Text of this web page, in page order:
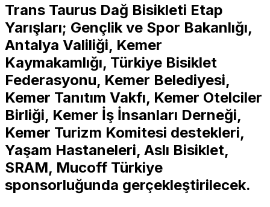
Trans Taurus Dağ Bisikleti Etap
Yarışları; Gençlik ve Spor Bakanlığı,
Antalya Valiliği, Kemer
Kaymakamlığı, Türkiye Bisiklet
Federasyonu, Kemer Belediyesi,
Kemer Tanıtım Vakfı, Kemer Otelciler
Birliği, Kemer İş İnsanları Derneği,
Kemer Turizm Komitesi destekleri,
Yaşam Hastaneleri, Aslı Bisiklet,
SRAM, Mucoff Türkiye
sponsorluğunda gerçekleştirilecek.